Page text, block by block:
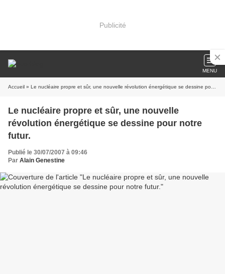
Publicité
MENU
Accueil » Le nucléaire propre et sûr, une nouvelle révolution énergétique se dessine pour notre futur.
Le nucléaire propre et sûr, une nouvelle
révolution énergétique se dessine pour notre
futur.
Publié le 30/07/2007 à 09:46
Par Alain Genestine